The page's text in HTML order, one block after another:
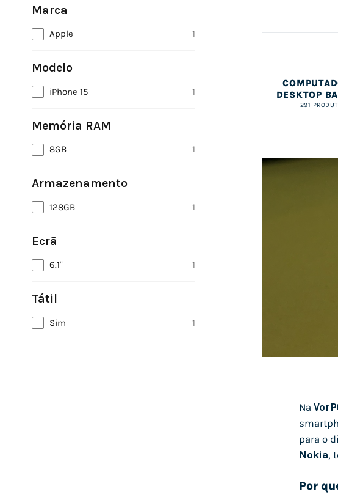
Marca
Apple 1
Modelo
iPhone 15 1
Memória RAM
8GB 1
Armazenamento
128GB 1
Ecrã
6.1" 1
Tátil
Sim 1
DESKTOP
291
INFORMÁTICA
Na
para o
Nokia,
Por